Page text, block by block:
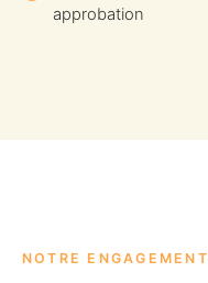
approbation
NOTRE ENGAGEMENT